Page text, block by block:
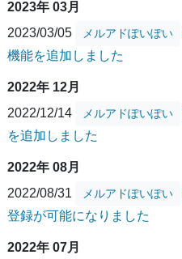
2023年 03月
2023/03/05
メルアドぽいぽい
機能を追加しました
2022年 12月
2022/12/14
メルアドぽいぽい
を追加しました
2022年 08月
2022/08/31
メルアドぽいぽい
登録が可能になりました
2022年 07月